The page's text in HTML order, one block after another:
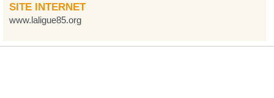
SITE INTERNET
www.laligue85.org